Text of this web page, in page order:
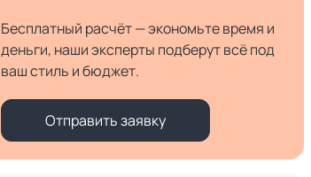
Бесплатный расчёт — экономьте время и
деньги, наши эксперты подберут всё под
ваш стиль и бюджет.
Отправить заявку